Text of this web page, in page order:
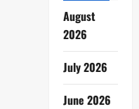
August
2026
July 2026
June 2026